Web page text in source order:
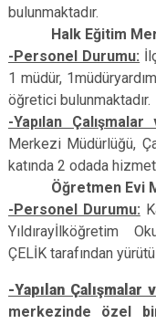
bulunmaktadır.
Halk Eğitim
-Personel Durumu:
1 müdür,
öğretici bulunmaktadır.
-Yapılan
Merkezi Müdürlüğü,
katında 2 odada
Öğretmen Evi
-Personel Durumu:
Yıldırayİlköğretim
ÇELİK tarafından
-Yapılan Çalışmalar
merkezinde özel